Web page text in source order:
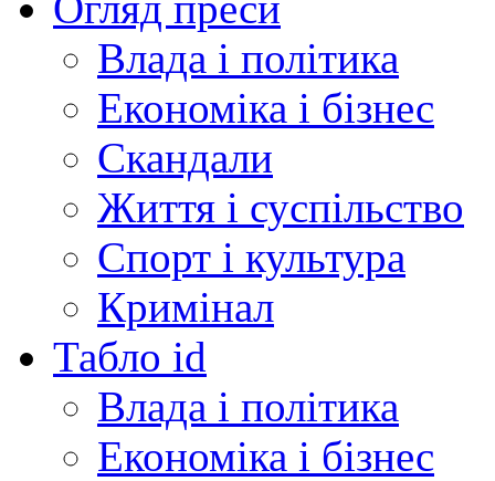
Влада і політика
Економіка і бізнес
Скандали
Життя і суспільство
Спорт і культура
Кримінал
Табло id
Влада і політика
Економіка і бізнес